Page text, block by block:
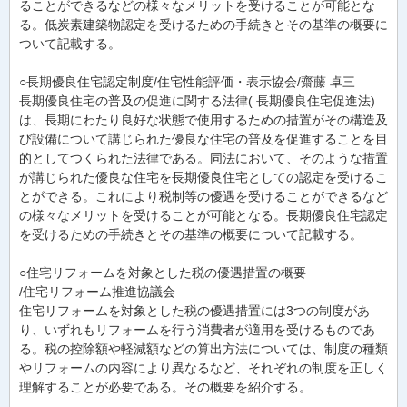
ることができるなどの様々なメリットを受けることが可能とな
る。低炭素建築物認定を受けるための手続きとその基準の概要に
ついて記載する。
○長期優良住宅認定制度/住宅性能評価・表示協会/齋藤 卓三
長期優良住宅の普及の促進に関する法律( 長期優良住宅促進法)
は、長期にわたり良好な状態で使用するための措置がその構造及
び設備について講じられた優良な住宅の普及を促進することを目
的としてつくられた法律である。同法において、そのような措置
が講じられた優良な住宅を長期優良住宅としての認定を受けるこ
とができる。これにより税制等の優遇を受けることができるなど
の様々なメリットを受けることが可能となる。長期優良住宅認定
を受けるための手続きとその基準の概要について記載する。
○住宅リフォームを対象とした税の優遇措置の概要
/住宅リフォーム推進協議会
住宅リフォームを対象とした税の優遇措置には3つの制度があ
り、いずれもリフォームを行う消費者が適用を受けるものであ
る。税の控除額や軽減額などの算出方法については、制度の種類
やリフォームの内容により異なるなど、それぞれの制度を正しく
理解することが必要である。その概要を紹介する。